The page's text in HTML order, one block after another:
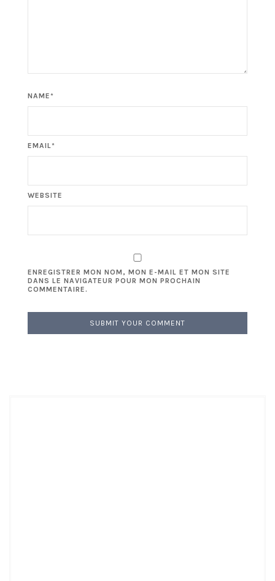
NAME*
EMAIL*
WEBSITE
ENREGISTRER MON NOM, MON E-MAIL ET MON SITE
DANS LE NAVIGATEUR POUR MON PROCHAIN
COMMENTAIRE.